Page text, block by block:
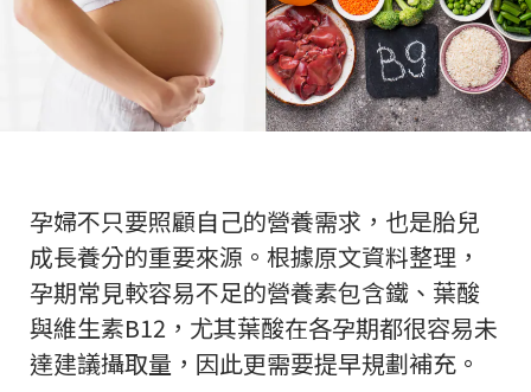
孕婦不只要照顧自己的營養需求，也是胎兒
成長養分的重要來源。根據原文資料整理，
孕期常見較容易不足的營養素包含鐵、葉酸
與維生素B12，尤其葉酸在各孕期都很容易未
達建議攝取量，因此更需要提早規劃補充。